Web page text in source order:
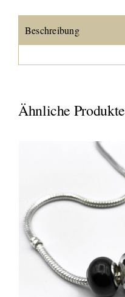
Beschreibung
Ähnliche Produkte